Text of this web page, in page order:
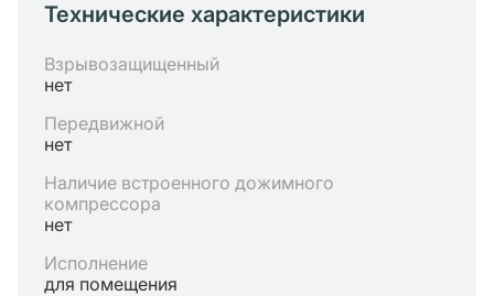
Технические характеристики
Взрывозащищенный
нет
Передвижной
нет
Наличие встроенного дожимного
компрессора
нет
Исполнение
для помещения